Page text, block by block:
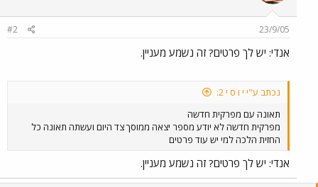
23/9/05
#2
אנדי: יש לך פרטים? זה נשמע מעניין.
נכתב ע"י י ו ס י 2:
תאונה עם מפרקית חדשה
מפרקית חדשה לא יודע מספר יצאה ממוסך צד היום ועשתה תאונה כל
החזית הלכה למי יש עוד פרטים
אנדי: יש לך פרטים? זה נשמע מעניין.